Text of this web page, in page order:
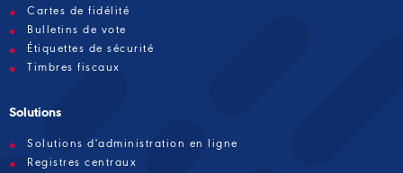
Cartes de fidélité
Bulletins de vote
Étiquettes de sécurité
Timbres fiscaux
Solutions
Solutions d'administration en ligne
Registres centraux